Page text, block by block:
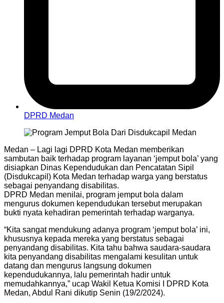
DPRD Medan
Medan – Lagi lagi DPRD Kota Medan memberikan
sambutan baik terhadap program layanan ‘jemput bola’ yang
disiapkan Dinas Kependudukan dan Pencatatan Sipil
(Disdukcapil) Kota Medan terhadap warga yang berstatus
sebagai penyandang disabilitas.
DPRD Medan menilai, program jemput bola dalam
mengurus dokumen kependudukan tersebut merupakan
bukti nyata kehadiran pemerintah terhadap warganya.
“Kita sangat mendukung adanya program ‘jemput bola’ ini,
khususnya kepada mereka yang berstatus sebagai
penyandang disabilitas. Kita tahu bahwa saudara-saudara
kita penyandang disabilitas mengalami kesulitan untuk
datang dan mengurus langsung dokumen
kependudukannya, lalu pemerintah hadir untuk
memudahkannya,” ucap Wakil Ketua Komisi I DPRD Kota
Medan, Abdul Rani dikutip Senin (19/2/2024).